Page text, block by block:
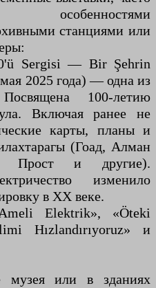
станциями или
Sergisi — Bir Şehrin
2025 года) — одна из
100-летию
Включая ранее не
карты, планы и
(Гоад, Алман
Прост и другие).
изменило
в XX веке.
Elektrik», «Öteki
Hızlandırıyoruz» и
музея или в зданиях